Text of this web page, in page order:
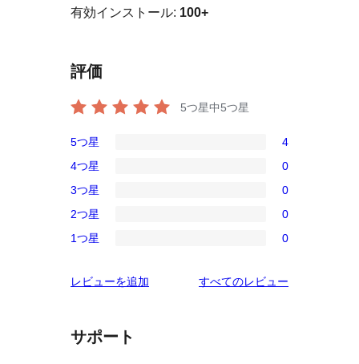
有効インストール: 100+
評価
5つ星中5つ星
5-
星
レ
ビ
ー
5つ星 4
4-
星
レ
ュ
4つ星 0
3-
星
ビ
3つ星 0
2-
レ
ュ
ー
2つ星 0
星
ビ
1つ星 0
レビューを追加 すべてのレビュー
サポート